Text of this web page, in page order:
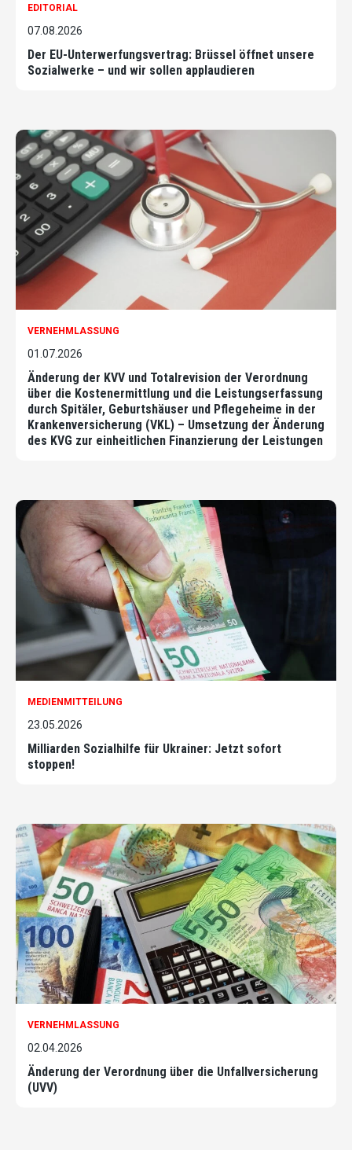
EDITORIAL
07.08.2026
Der EU-Unterwerfungsvertrag: Brüssel öffnet unsere
Sozialwerke – und wir sollen applaudieren
VERNEHMLASSUNG
01.07.2026
Änderung der KVV und Totalrevision der Verordnung
über die Kostenermittlung und die Leistungserfassung
durch Spitäler, Geburtshäuser und Pflegeheime in der
Krankenversicherung (VKL) – Umsetzung der Änderung
des KVG zur einheitlichen Finanzierung der Leistungen
MEDIENMITTEILUNG
23.05.2026
Milliarden Sozialhilfe für Ukrainer: Jetzt sofort
stoppen!
VERNEHMLASSUNG
02.04.2026
Änderung der Verordnung über die Unfallversicherung
(UVV)